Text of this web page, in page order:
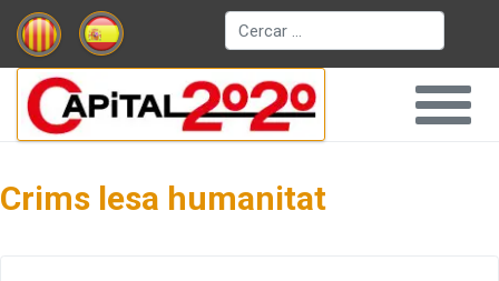
Cerca
Crims lesa humanitat